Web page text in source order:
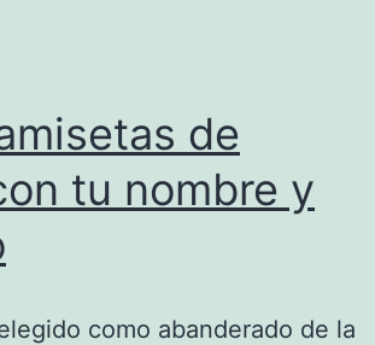
de
tu nombre y
como abanderado de la